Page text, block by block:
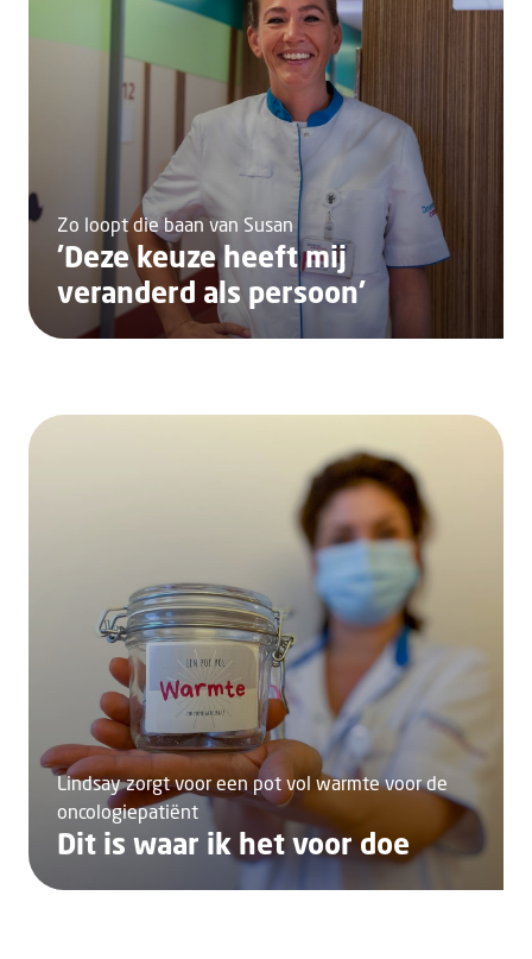
Zo loopt die baan van Susan
'Deze keuze heeft mij
veranderd als persoon'
Lindsay zorgt voor een pot vol warmte voor de
oncologiepatiënt
Dit is waar ik het voor doe